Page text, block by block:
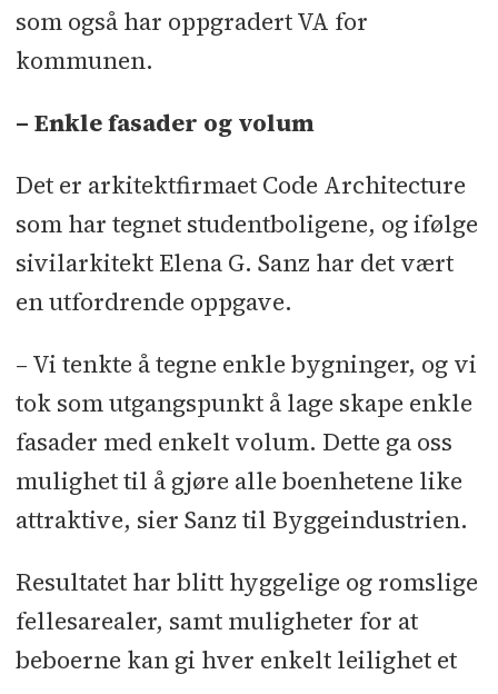
som også har oppgradert VA for
kommunen.
– Enkle fasader og volum
Det er arkitektfirmaet Code Architecture
som har tegnet studentboligene, og ifølge
sivilarkitekt Elena G. Sanz har det vært
en utfordrende oppgave.
– Vi tenkte å tegne enkle bygninger, og vi
tok som utgangspunkt å lage skape enkle
fasader med enkelt volum. Dette ga oss
mulighet til å gjøre alle boenhetene like
attraktive, sier Sanz til Byggeindustrien.
Resultatet har blitt hyggelige og romslige
fellesarealer, samt muligheter for at
beboerne kan gi hver enkelt leilighet et